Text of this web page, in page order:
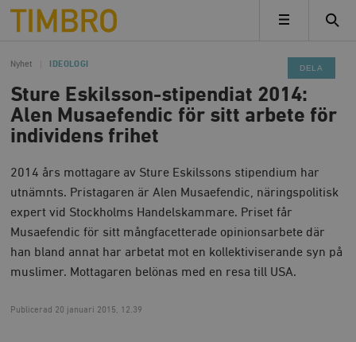
Timbro
MENY
Nyhet IDEOLOGI
Sture Eskilsson-stipendiat 2014:
Alen Musaefendic för sitt arbete för
individens frihet
2014 års mottagare av Sture Eskilssons stipendium har
utnämnts. Pristagaren är Alen Musaefendic, näringspolitisk
expert vid Stockholms Handelskammare. Priset får
Musaefendic för sitt mångfacetterade opinionsarbete där
han bland annat har arbetat mot en kollektiviserande syn på
muslimer. Mottagaren belönas med en resa till USA.
Publicerad 20 januari 2015, 12.39
DELA